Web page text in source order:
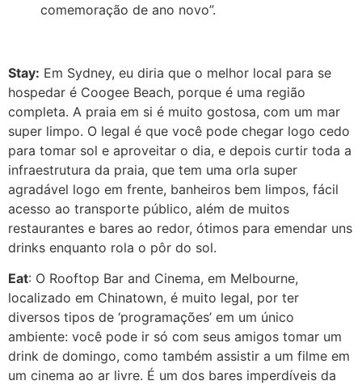
comemoração de ano novo”.
Stay: Em Sydney, eu diria que o melhor local para se
hospedar é Coogee Beach, porque é uma região
completa. A praia em si é muito gostosa, com um mar
super limpo. O legal é que você pode chegar logo cedo
para tomar sol e aproveitar o dia, e depois curtir toda a
infraestrutura da praia, que tem uma orla super
agradável logo em frente, banheiros bem limpos, fácil
acesso ao transporte público, além de muitos
restaurantes e bares ao redor, ótimos para emendar uns
drinks enquanto rola o pôr do sol.
Eat: O Rooftop Bar and Cinema, em Melbourne,
localizado em Chinatown, é muito legal, por ter
diversos tipos de ‘programações’ em um único
ambiente: você pode ir só com seus amigos tomar um
drink de domingo, como também assistir a um filme em
um cinema ao ar livre. É um dos bares imperdíveis da